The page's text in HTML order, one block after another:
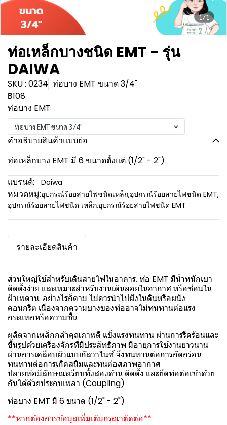
1/1
ท่อเหล็กบางชนิด EMT - รุ่น
DAIWA
SKU : 0234 ท่อบาง EMT ขนาด 3/4"
฿108
ท่อบาง EMT
ท่อบาง EMT ขนาด 3/4"
คำอธิบายสินค้าแบบย่อ
ท่อเหล็กบาง EMT มี 6 ขนาดตั้งแต่ (1/2" - 2")
แบรนด์:
Daiwa
หมวดหมู่:อุปกรณ์ร้อยสายไฟชนิดเหล็ก,อุปกรณ์ร้อยสายไฟชนิด EMT,
อุปกรณ์ร้อยสายไฟชนิด เหล็ก,อุปกรณ์ร้อยสายไฟชนิด EMT
รายละเอียดสินค้า
ส่วนใหญ่ใช้สำหรับเดินสายไฟในอาคาร. ท่อ EMT มีน้ำหนักเบา
ติดตั้งง่าย และเหมาะสำหรับงานเดินลอยในอากาศ หรือซ่อนใน
ฝ้าเพดาน. อย่างไรก็ตาม ไม่ควรนำไปฝังในดินหรือผนัง
คอนกรีต เนื่องจากความบางของท่ออาจไม่ทนทานต่อแรง
กระแทกหรือความชื้น
ผลิตจากเหล็กกล้าคุณภาพดี แข็งแรงทนทาน ผ่านการรีดร้อนและ
ขึ้นรูปด้วยเครื่องจักรที่มีประสิทธิภาพ มีอายุการใช้งานยาวนาน
ผ่านการเคลือบผิวแบบกัลวาไนซ์ จึงทนทานต่อการกัดกร่อน
ทนทานต่อการเกิดสนิมและทนต่อสภาพอากาศ
ปลายท่อมีลักษณะเรียบทั้งสองด้าน ติดตั้ง และยึดท่อต่อเข้าด้วย
กันได้ด้วยประกบเพลา (Coupling)
ท่อบาง EMT มี 6 ขนาด (1/2" - 2")
**หากต้องการข้อมูลเพิ่มเติมกรุณาติดต่อ**